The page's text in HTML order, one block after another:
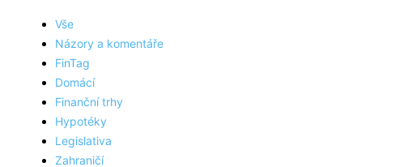
Vše
Názory a komentáře
FinTag
Domácí
Finanční trhy
Hypotéky
Legislativa
Zahraničí